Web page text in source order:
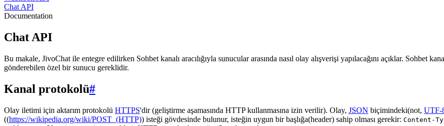
Chat API
Documentation
Chat API
Bu makale, JivoChat ile entegre edilirken Sohbet kanalı aracılığıyla sunucular arasında nasıl olay alışverişi yapılacağını açıklar. Sohbet
gönderebilen özel bir sunucu gereklidir.
Kanal protokolü#
Olay iletimi için aktarım protokolü HTTPS'dir (geliştirme aşamasında HTTP kullanmasına izin verilir). Olay, JSON biçimindeki(not, UTF-
((https://wikipedia.org/wiki/POST_(HTTP)) isteği gövdesinde bulunur, isteğin uygun bir başlığa(header) sahip olması gerekir: Content-